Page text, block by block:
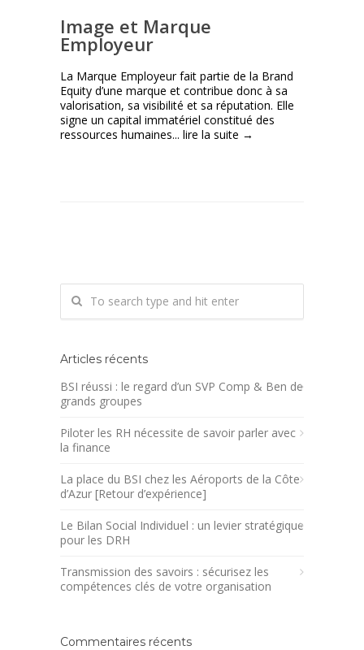
Image et Marque
Employeur
La Marque Employeur fait partie de la Brand
Equity d’une marque et contribue donc à sa
valorisation, sa visibilité et sa réputation. Elle
signe un capital immatériel constitué des
ressources humaines... lire la suite →
Articles récents
BSI réussi : le regard d’un SVP Comp & Ben de
grands groupes
Piloter les RH nécessite de savoir parler avec
la finance
La place du BSI chez les Aéroports de la Côte
d’Azur [Retour d’expérience]
Le Bilan Social Individuel : un levier stratégique
pour les DRH
Transmission des savoirs : sécurisez les
compétences clés de votre organisation
Commentaires récents